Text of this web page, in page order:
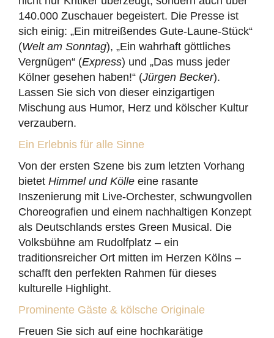
140.000 Zuschauer begeistert. Die Presse ist
sich einig: „Ein mitreißendes Gute-Laune-Stück“
(Welt am Sonntag), „Ein wahrhaft göttliches
Vergnügen“ (Express) und „Das muss jeder
Kölner gesehen haben!“ (Jürgen Becker).
Lassen Sie sich von dieser einzigartigen
Mischung aus Humor, Herz und kölscher Kultur
verzaubern.
Ein Erlebnis für alle Sinne
Von der ersten Szene bis zum letzten Vorhang
bietet Himmel und Kölle eine rasante
Inszenierung mit Live-Orchester, schwungvollen
Choreografien und einem nachhaltigen Konzept
als Deutschlands erstes Green Musical. Die
Volksbühne am Rudolfplatz – ein
traditionsreicher Ort mitten im Herzen Kölns –
schafft den perfekten Rahmen für dieses
kulturelle Highlight.
Prominente Gäste & kölsche Originale
Freuen Sie sich auf eine hochkarätige